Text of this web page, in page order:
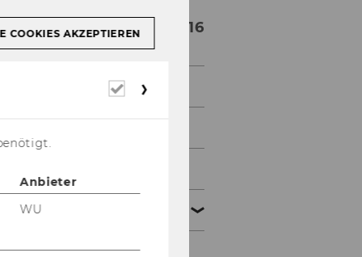
Studienjahr 2015/2016
Oktober 2015
Januar 2016
COOKIES AKZEPTIEREN
Erforderliche
Anbieter
WU